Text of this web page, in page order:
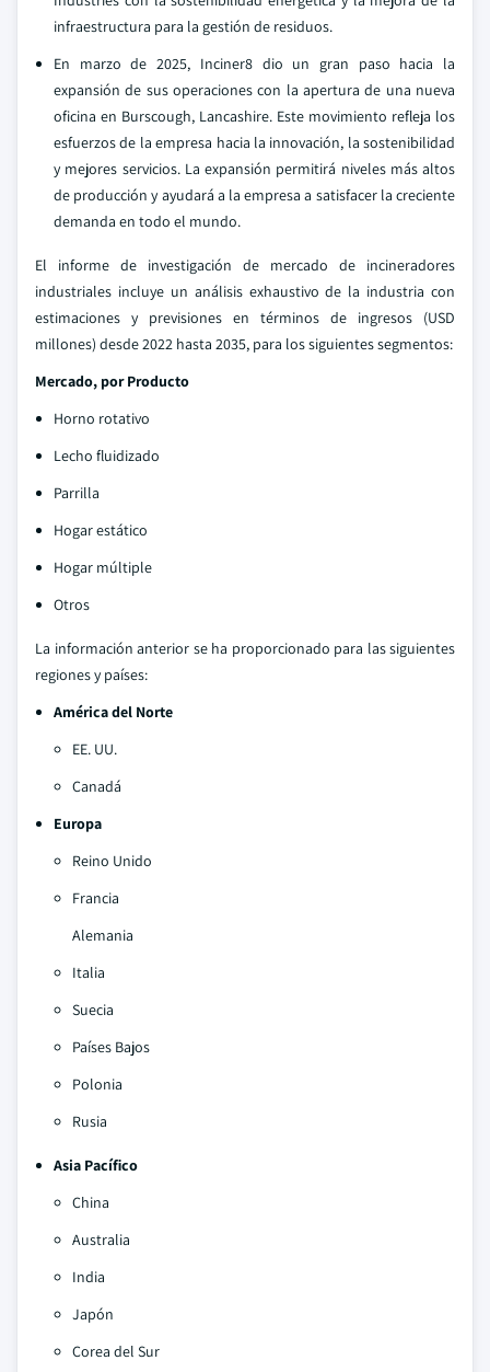
infraestructura para la gestión de residuos.
En marzo de 2025, Inciner8 dio un gran paso hacia la
expansión de sus operaciones con la apertura de una nueva
oficina en Burscough, Lancashire. Este movimiento refleja los
esfuerzos de la empresa hacia la innovación, la sostenibilidad
y mejores servicios. La expansión permitirá niveles más altos
de producción y ayudará a la empresa a satisfacer la creciente
demanda en todo el mundo.
El informe de investigación de mercado de incineradores
industriales incluye un análisis exhaustivo de la industria con
estimaciones y previsiones en términos de ingresos (USD
millones) desde 2022 hasta 2035, para los siguientes segmentos:
Mercado, por Producto
Horno rotativo
Lecho fluidizado
Parrilla
Hogar estático
Hogar múltiple
Otros
La información anterior se ha proporcionado para las siguientes
regiones y países:
América del Norte
EE. UU.
Canadá
Europa
Reino Unido
Francia
Alemania
Italia
Suecia
Países Bajos
Polonia
Rusia
Asia Pacífico
China
Australia
India
Japón
Corea del Sur